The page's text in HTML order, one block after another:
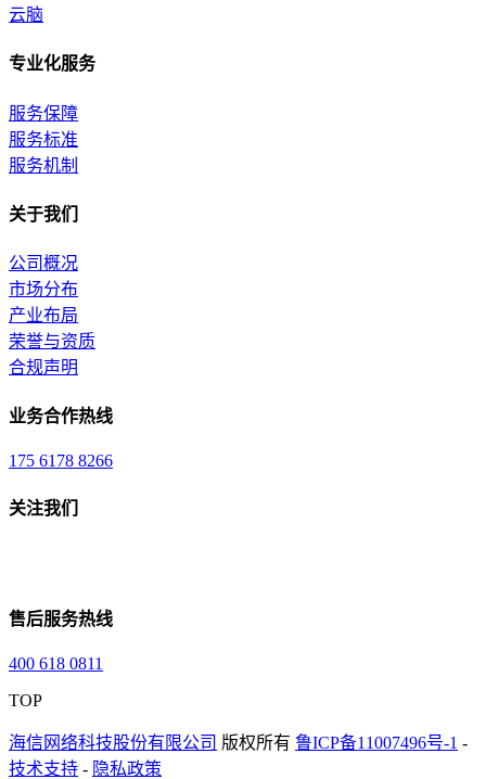
云脑
专业化服务
服务保障
服务标准
服务机制
关于我们
公司概况
市场分布
产业布局
荣誉与资质
合规声明
业务合作热线
175 6178 8266
关注我们
售后服务热线
400 618 0811
TOP
海信网络科技股份有限公司 版权所有 鲁ICP备11007496号-1 -
技术支持 - 隐私政策